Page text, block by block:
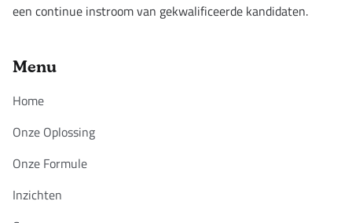
een continue instroom van gekwalificeerde kandidaten.
Menu
Home
Onze Oplossing
Onze Formule
Inzichten